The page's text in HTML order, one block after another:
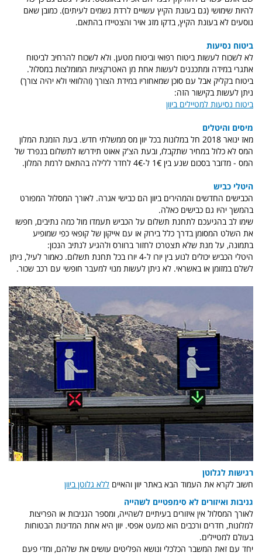
להיות שימושי (גם בעונת הקיץ עשויים לרדת גשמים לעיתים). כמובן שאם
נוסעים לא בעונת הקיץ, בדקו מזג אויר והצטיידו בהתאם.
ביטוח נסיעות
לא לשכוח לעשות ביטוח רפואי וביטוח מטען. ולא לשכוח להרחיב לביטוח
אתגרי במידה ומתכננים לעשות אחת מן האטרקציות המומלצות במסלול.
ביטוח בקליק אבל עם סוכן שמאחוריו במידת הצורך (והלוואי ולא יהיה צורך)
ניתן לעשות בקישור הזה:
ביטוח נסיעות למטיילים ביוון
מיסים והיטלים
מאז ינואר 2018 חל במלונות בכל יוון מס ממשלתי חדש. בעת הזמנת המלון
המס לא כלול במחיר שתקבלו, ובעת הצ'ק אאוט תידרשו לתשלום בנפרד של
המס - מדובר בסכום שנע בין 1€ ל-4€ לחדר ללילה בהתאם לרמת המלון.
היטלי כביש
הכבישים החדשים והמהירים ביוון הם כבישי אגרה. לאורך המסלול המפורט
בהמשך יהיו גם כבישים כאלה.
שימו לב בהגיעכם לתחנת תשלום על הכביש תעמדו מול כמה נתיבים, חפשו
את השלט המסומן בדרך כלל בירוק או עם אייקון של קופאי כפי שמופיע
בתמונה, על מנת שלא תצטרכו לחזור ברוורס ולהגיע לנתיב הנכון:
היטלי הכביש יכולים לנוע בין יורו ל-4 יורו בכל תחנת תשלום. כאמור לעיל, ניתן
לשלם במזומן או באשראי. לא ניתן לעשות מנוי למעבר חופשי עם רכב שכור.
רגישות לגלוטן
חשוב לקרא את העמוד הבא באתר יוון והאיים ללא גלוטן ביוון
גניבות ואיזורים לא סימפטיים לשהייה
לאורך המסלול אין איזורים בעיתיים לשהייה, ומספר הגניבות או הפריצות
למלונות, חדרים ורכבים הוא כמעט אפסי. יוון היא אחת המדינות הבטוחות
בעולם למטיילים.
יחד עם זאת המשבר הכלכלי ונושא הפליטים עושים את שלהם, ומדי פעם